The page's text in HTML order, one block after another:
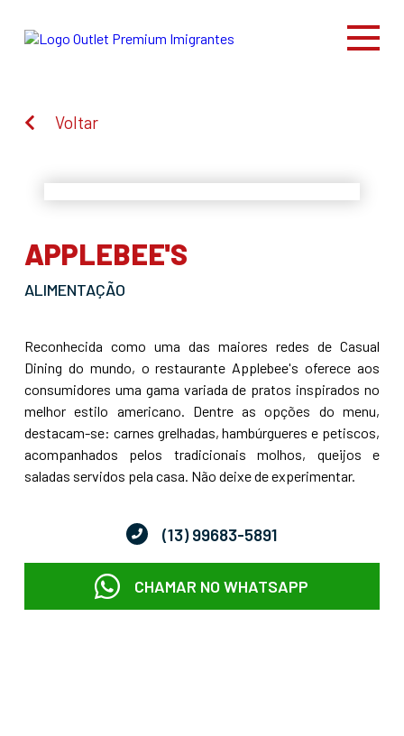
Voltar
APPLEBEE'S
ALIMENTAÇÃO
Reconhecida como uma das maiores redes de Casual
Dining do mundo, o restaurante Applebee's oferece aos
consumidores uma gama variada de pratos inspirados no
melhor estilo americano. Dentre as opções do menu,
destacam-se: carnes grelhadas, hambúrgueres e petiscos,
acompanhados pelos tradicionais molhos, queijos e
saladas servidos pela casa. Não deixe de experimentar.
(13) 99683-5891
CHAMAR NO WHATSAPP